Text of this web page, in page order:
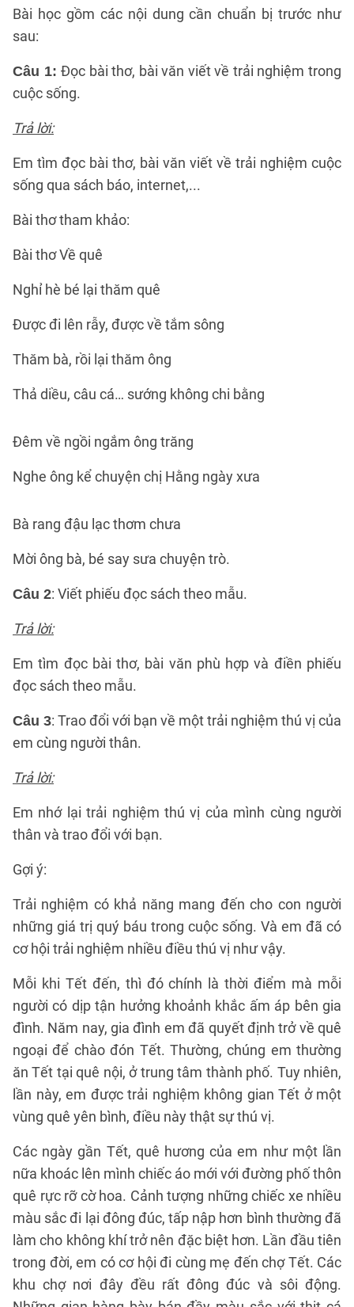
Bài học gồm các nội dung cần chuẩn bị trước như
sau:
Câu 1:Đọc bài thơ, bài văn viết về trải nghiệm trong
cuộc sống.
Trả lời:
Em tìm đọc bài thơ, bài văn viết về trải nghiệm cuộc
sống qua sách báo, internet,...
Bài thơ tham khảo:
Bài thơ Về quê
Nghỉ hè bé lại thăm quê
Được đi lên rẫy, được về tắm sông
Thăm bà, rồi lại thăm ông
Thả diều, câu cá… sướng không chi bằng
Đêm về ngồi ngắm ông trăng
Nghe ông kể chuyện chị Hằng ngày xưa
Bà rang đậu lạc thơm chưa
Mời ông bà, bé say sưa chuyện trò.
Câu 2: Viết phiếu đọc sách theo mẫu.
Trả lời:
Em tìm đọc bài thơ, bài văn phù hợp và điền phiếu
đọc sách theo mẫu.
Câu 3: Trao đổi với bạn về một trải nghiệm thú vị của
em cùng người thân.
Trả lời:
Em nhớ lại trải nghiệm thú vị của mình cùng người
thân và trao đổi với bạn.
Gợi ý:
Trải nghiệm có khả năng mang đến cho con người
những giá trị quý báu trong cuộc sống. Và em đã có
cơ hội trải nghiệm nhiều điều thú vị như vậy.
Mỗi khi Tết đến, thì đó chính là thời điểm mà mỗi
người có dịp tận hưởng khoảnh khắc ấm áp bên gia
đình. Năm nay, gia đình em đã quyết định trở về quê
ngoại để chào đón Tết. Thường, chúng em thường
ăn Tết tại quê nội, ở trung tâm thành phố. Tuy nhiên,
lần này, em được trải nghiệm không gian Tết ở một
vùng quê yên bình, điều này thật sự thú vị.
Các ngày gần Tết, quê hương của em như một lần
nữa khoác lên mình chiếc áo mới với đường phố thôn
quê rực rỡ cờ hoa. Cảnh tượng những chiếc xe nhiều
màu sắc đi lại đông đúc, tấp nập hơn bình thường đã
làm cho không khí trở nên đặc biệt hơn. Lần đầu tiên
trong đời, em có cơ hội đi cùng mẹ đến chợ Tết. Các
khu chợ nơi đây đều rất đông đúc và sôi động.